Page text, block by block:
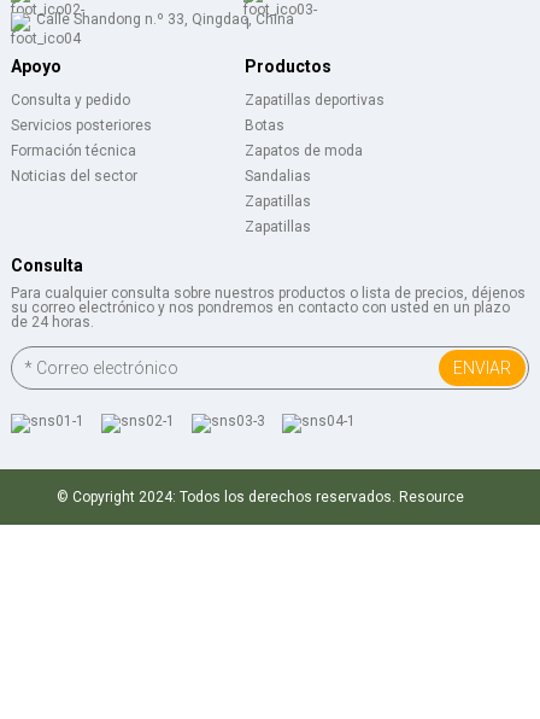
Calle Shandong n.º 33, Qingdao, China
Apoyo
Consulta y pedido
Servicios posteriores
Formación técnica
Noticias del sector
Productos
Zapatillas deportivas
Botas
Zapatos de moda
Sandalias
Zapatillas
Zapatillas
Consulta
Para cualquier consulta sobre nuestros productos o lista de precios, déjenos
su correo electrónico y nos pondremos en contacto con usted en un plazo
de 24 horas.
ENVIAR
© Copyright 2024: Todos los derechos reservados. Resource